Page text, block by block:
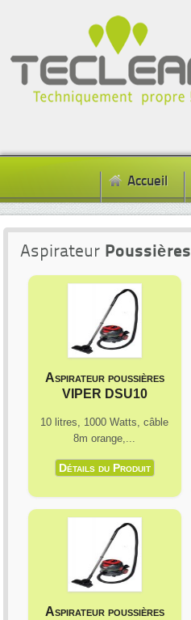
Accueil
Aspirateur Poussières
Aspirateur poussières
VIPER DSU10
10 litres, 1000 Watts, câble
8m orange,...
Détails du Produit
Aspirateur poussières